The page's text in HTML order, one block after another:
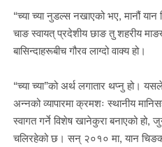
“च्या च्या नुडल्स नखाएको भए, मानौं
चाङ स्वायत् प्रदेशीय छाङ तु शहरीय
बासिन्दाहरूबीच गौरव लाग्दो वाक्य हो।
“च्या च्या”को अर्थ लगातार थप्नु हो।
अन्नको व्यापारमा क्रमशः स्थानीय
स्वागत गर्ने विशेष खानेकुरा बनाएको
चलिरहेको छ। सन् २०१० मा, यान